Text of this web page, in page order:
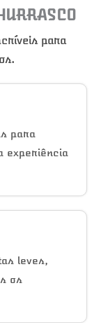
para
para
experiência
leves,
os